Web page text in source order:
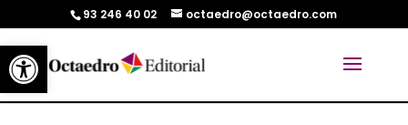
Abrir barra de herramientas
93 246 40 02 octaedro@octaedro.com